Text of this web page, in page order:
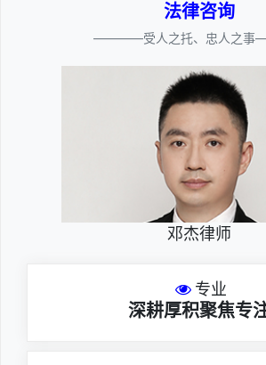
法律咨询
————受人之托、忠人之
邓杰律师
专业
深耕厚积聚焦专